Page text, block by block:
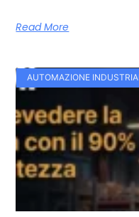
Read More
AUTOMAZIONE